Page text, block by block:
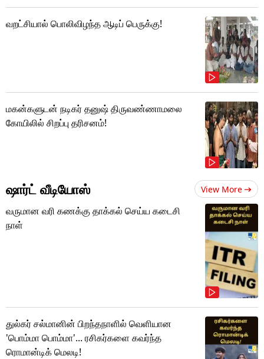
வறட்சியால் பொலிவிழந்த ஆடிப் பெருக்கு!
மகன்களுடன் நடிகர் தனுஷ் திருவண்ணாமலை
கோயிலில் சிறப்பு தரிசனம்!
ஷார்ட் வீடியோஸ் View More
வருமான வரி கணக்கு தாக்கல் செய்ய கடைசி
நாள்
துல்கர் சல்மானின் பிறந்தநாளில் வெளியான
'பொம்மா பொம்மா'... ரசிகர்களை கவர்ந்த
ரொமான்டிக் மெலடி!